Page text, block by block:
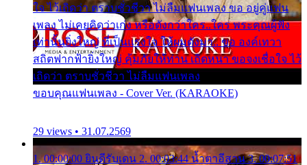
ใจ ไว้เถิดว่า ตราบชั่วชีวา ไม่ลืมแฟนเพลง ขอ อยู่คู่แฟน
เพลง ไม่เคยคิดว่าเก่ง หรือดังกว่าใคร..ใคร พระคุณผู้ฟัง
เท่านั้นยิ่งใหญ่ ที่เป็นแรงใจ ให้ผมดังมา.. ขอ องค์เทวา
สถิตฟากฟ้ายิ่งใหญ่ คุ้มภัยให้ท่าน เถิดหนา ขอจงเชื่อใจ ไว้
เถิดว่า ตราบชั่วชีวา ไม่ลืมแฟนเพลง
ขอบคุณแฟนเพลง - Cover Ver. (KARAOKE)
29 views • 31.07.2569
1. 00:00:00 ยินดีรับเดน 2. 00:03:44 น้ำตาอีสาน 3. 00:07:51